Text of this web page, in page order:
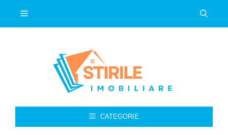
Meniu
CATEGORIE